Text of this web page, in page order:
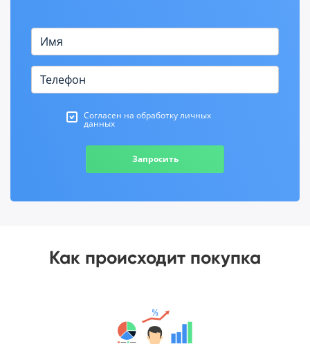
Согласен на обработку личных
данных
Запросить
Как происходит покупка